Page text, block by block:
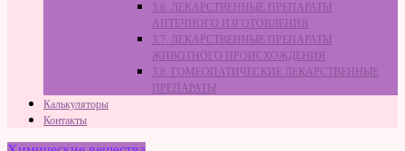
3.6. ЛЕКАРСТВЕННЫЕ ПРЕПАРАТЫ
АПТЕЧНОГО ИЗГОТОВЛЕНИЯ
3.7. ЛЕКАРСТВЕННЫЕ ПРЕПАРАТЫ
ЖИВОТНОГО ПРОИСХОЖДЕНИЯ
3.8. ГОМЕОПАТИЧЕСКИЕ ЛЕКАРСТВЕННЫЕ
ПРЕПАРАТЫ
Калькуляторы
Контакты